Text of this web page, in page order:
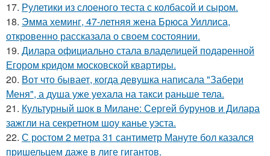
17. Рулетики из слоеного теста с колбасой и сыром.
18. Эмма хеминг, 47-летняя жена Брюса Уиллиса,
откровенно рассказала о своем состоянии.
19. Дилара официально стала владелицей подаренной
Егором кридом московской квартиры.
20. Вот что бывает, когда девушка написала "Забери
Меня", а душа уже уехала на такси раньше тела.
21. Культурный шок в Милане: Сергей бурунов и Дилара
зажгли на секретном шоу канье уэста.
22. С ростом 2 метра 31 сантиметр Мануте бол казался
пришельцем даже в лиге гигантов.